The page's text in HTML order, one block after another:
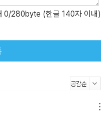
0/280byte (한글 140자 이내)